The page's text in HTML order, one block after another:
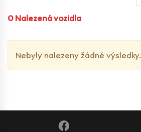
0Nalezená vozidla
Nebyly nalezeny žádné výsledky.